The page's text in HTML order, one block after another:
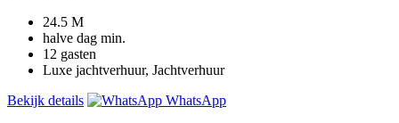
24.5 M
halve dag min.
12 gasten
Luxe jachtverhuur, Jachtverhuur
Bekijk details
WhatsApp